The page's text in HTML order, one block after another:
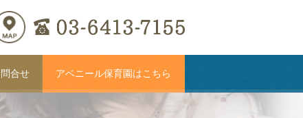
合せ アベニール保育園はこちら